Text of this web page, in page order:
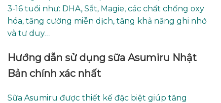
3-16 tuổi như: DHA, Sắt, Magie, các chất chống oxy
hóa, tăng cường miễn dịch, tăng khả năng ghi nhớ
và tư duy…
Hướng dẫn sử dụng sữa Asumiru Nhật
Bản chính xác nhất
Sữa Asumiru được thiết kế đặc biệt giúp tăng